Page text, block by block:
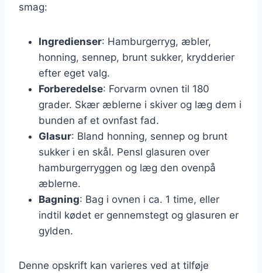
smag:
Ingredienser: Hamburgerryg, æbler,
honning, sennep, brunt sukker, krydderier
efter eget valg.
Forberedelse: Forvarm ovnen til 180
grader. Skær æblerne i skiver og læg dem i
bunden af et ovnfast fad.
Glasur: Bland honning, sennep og brunt
sukker i en skål. Pensl glasuren over
hamburgerryggen og læg den ovenpå
æblerne.
Bagning: Bag i ovnen i ca. 1 time, eller
indtil kødet er gennemstegt og glasuren er
gylden.
Denne opskrift kan varieres ved at tilføje